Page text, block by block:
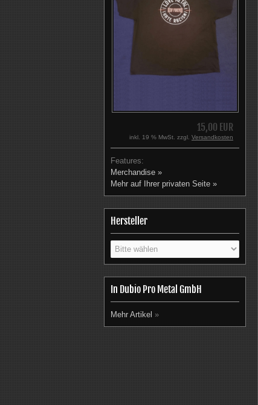
15,00 EUR
inkl. 19 % MwSt. zzgl. Versandkosten
Features:
Merchandise »
Mehr auf Ihrer privaten Seite »
Hersteller
In Dubio Pro Metal GmbH
Mehr Artikel »